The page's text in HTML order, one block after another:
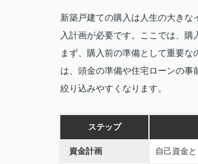
新築戸建ての購入は人生の大き
入計画が必要です。ここでは、購
まず、購入前の準備として重要
は、頭金の準備や住宅ローンの
絞り込みやすくなります。
ステップ
資金計画 自己資金